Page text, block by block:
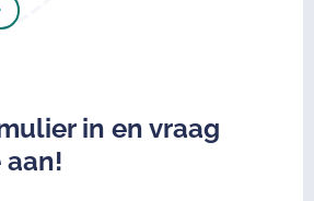
in en vraag
aan!